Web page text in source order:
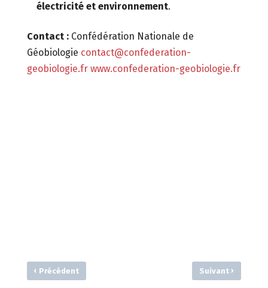
électricité et environnement.
Contact :Confédération Nationale de
Géobiologie contact@confederation-
geobiologie.fr www.confederation-geobiologie.fr
‹ Précédent Suivant›